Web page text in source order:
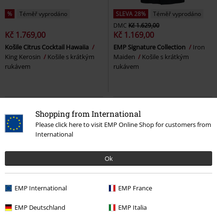
Shopping from International
Please click here to visit EMP Online Shop for customers from
International
Ok
EMP International EMP France
EMP Deutschland EMP Italia
% Téměř vyprodáno
Kč 1.769,00
Košile Citrus Cocktail Hawaiia
King Kerosin
Košile s krátkým
rukávem
SLEVA 28%
Téměř vyprodáno
DMC Kč 1.629,00
Kč 1.169,00
EMP Signature Collection
Iron
Maiden
Košile s krátkým
rukávem